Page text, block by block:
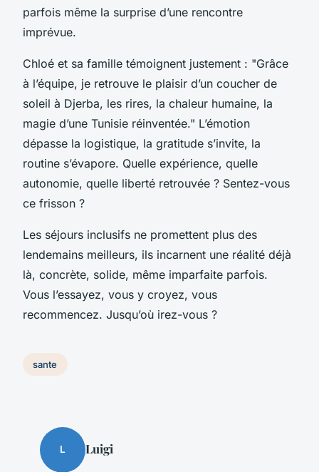
parfois même la surprise d’une rencontre
imprévue.
Chloé et sa famille témoignent justement : "Grâce
à l’équipe, je retrouve le plaisir d’un coucher de
soleil à Djerba, les rires, la chaleur humaine, la
magie d’une Tunisie réinventée." L’émotion
dépasse la logistique, la gratitude s’invite, la
routine s’évapore. Quelle expérience, quelle
autonomie, quelle liberté retrouvée ? Sentez-vous
ce frisson ?
Les séjours inclusifs ne promettent plus des
lendemains meilleurs, ils incarnent une réalité déjà
là, concrète, solide, même imparfaite parfois.
Vous l’essayez, vous y croyez, vous
recommencez. Jusqu’où irez-vous ?
sante
L Luigi